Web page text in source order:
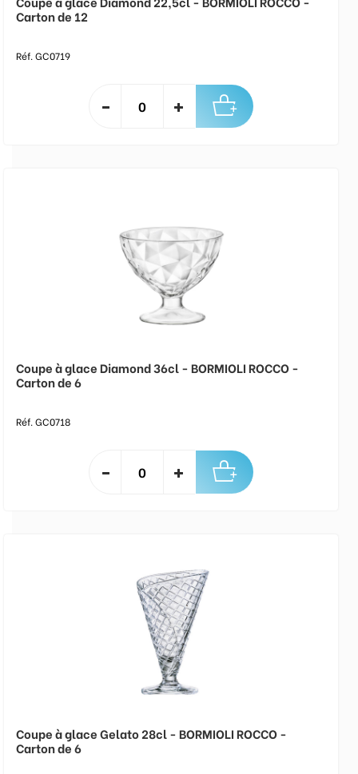
Carton de 12
Réf. GC0719
Coupe à glace Diamond 36cl - BORMIOLI ROCCO -
Carton de 6
Réf. GC0718
Coupe à glace Gelato 28cl - BORMIOLI ROCCO -
Carton de 6